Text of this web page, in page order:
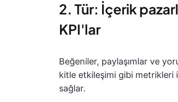
2. Tür: İçerik
KPI'lar
Beğeniler, paylaşımlar ve
kitle etkileşimi gibi metrikleri
sağlar.